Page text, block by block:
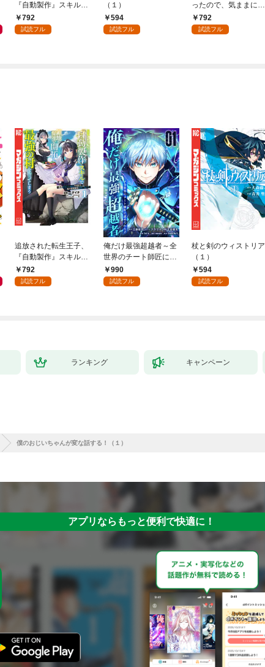
『自動製作』スキルで
領地を爆速で開拓し最
強の村を作ってしまう
792
試読フル
（１）
594
試読フル
ったので、気ままに魔
術を極めます（１）
792
試読フル
追放された転生王子、
『自動製作』スキルで
領地を爆速で開拓し最
強の村を作ってしまう
792
試読フル
俺だけ最強超越者～全
世界のチート師匠に認
められた～【単行本】
（１）
990
試読フル
杖と剣のウィストリア
（１）
594
試読フル
ランキング キャンペーン
僕のおじいちゃんが変な話する！（１）
アプリならもっと便利で快適に！